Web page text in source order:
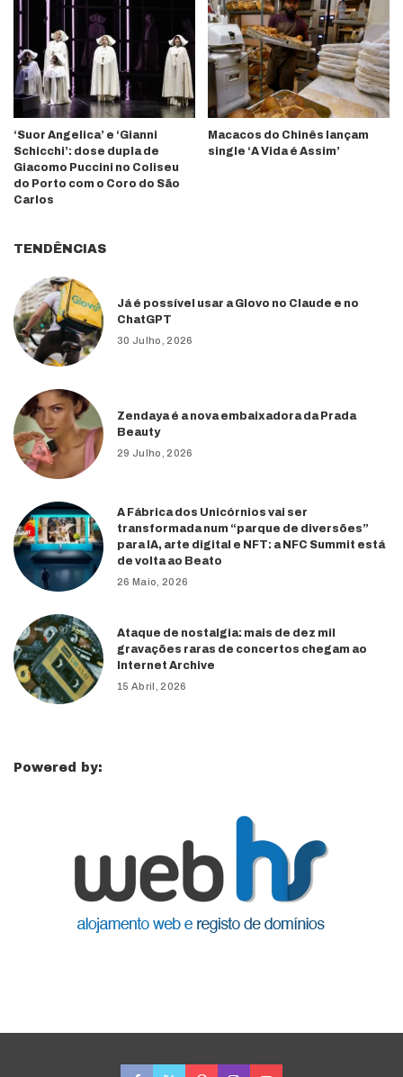
‘Suor Angelica’ e ‘Gianni
Schicchi’: dose dupla de
Giacomo Puccini no Coliseu
do Porto com o Coro do São
Carlos
Macacos do Chinês lançam
single ‘A Vida é Assim’
TENDÊNCIAS
Já é possível usar a Glovo no Claude e no
ChatGPT
30 Julho, 2026
Zendaya é a nova embaixadora da Prada
Beauty
29 Julho, 2026
A Fábrica dos Unicórnios vai ser
transformada num “parque de diversões”
para IA, arte digital e NFT: a NFC Summit está
de volta ao Beato
26 Maio, 2026
Ataque de nostalgia: mais de dez mil
gravações raras de concertos chegam ao
Internet Archive
15 Abril, 2026
Powered by: